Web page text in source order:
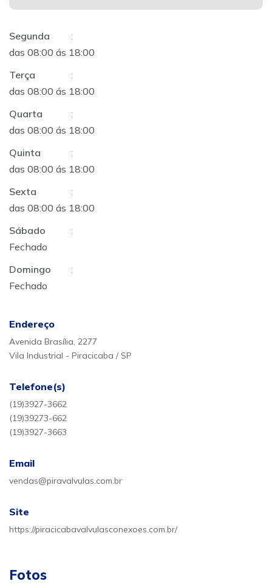
Segunda
:
das 08:00 ás 18:00
Terça
:
das 08:00 ás 18:00
Quarta
:
das 08:00 ás 18:00
Quinta
:
das 08:00 ás 18:00
Sexta
:
das 08:00 ás 18:00
Sábado
:
Fechado
Domingo
:
Fechado
Endereço
Avenida Brasília, 2277
Vila Industrial - Piracicaba / SP
Telefone(s)
(19)3927-3662
(19)39273-662
(19)3927-3663
Email
vendas@piravalvulas.com.br
Site
https://piracicabavalvulasconexoes.com.br/
Fotos